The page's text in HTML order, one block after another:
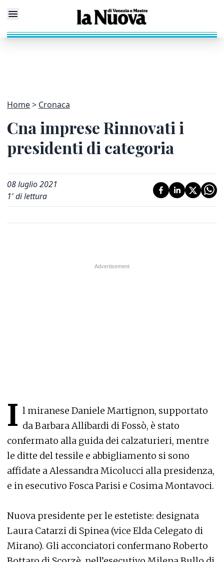
Home Cronaca
Cna imprese Rinnovati i
presidenti di categoria
08 luglio 2021
1' di lettura
I l miranese Daniele Martignon, supportato
da Barbara Allibardi di Fossò, è stato
confermato alla guida dei calzaturieri, mentre
le ditte del tessile e abbigliamento si sono
affidate a Alessandra Micolucci alla presidenza,
e in esecutivo Fosca Parisi e Cosima Montavoci.
Nuova presidente per le estetiste: designata
Laura Catarzi di Spinea (vice Elda Celegato di
Mirano). Gli acconciatori confermano Roberto